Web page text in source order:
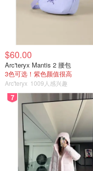
$60.00
Arc'teryx Mantis 2 腰包
3色可选！紫色颜值很高
Arc'teryx 1009人感兴趣
7